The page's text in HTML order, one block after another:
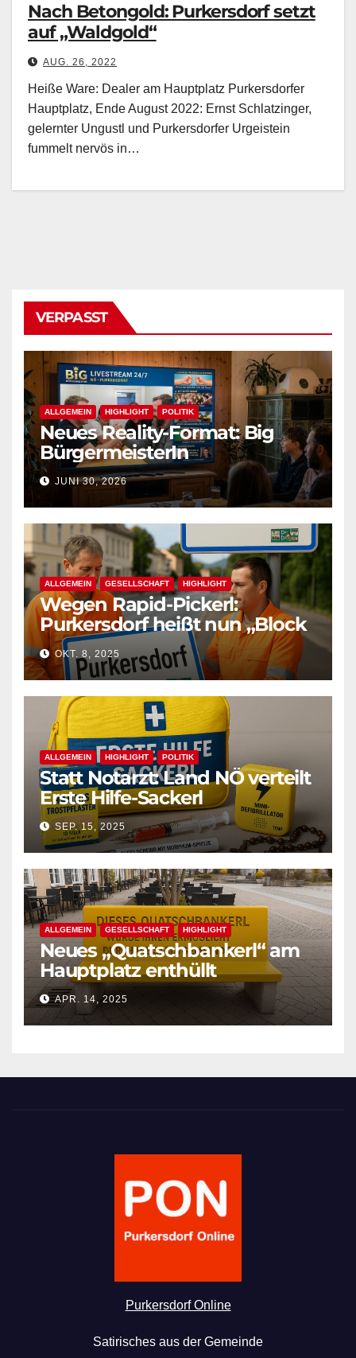
Nach Betongold: Purkersdorf setzt
auf „Waldgold“
AUG. 26, 2022
Heiße Ware: Dealer am Hauptplatz Purkersdorfer
Hauptplatz, Ende August 2022: Ernst Schlatzinger,
gelernter Ungustl und Purkersdorfer Urgeistein
fummelt nervös in…
VERPASST
ALLGEMEIN HIGHLIGHT POLITIK
Neues Reality-Format: Big
BürgermeisterIn
JUNI 30, 2026
ALLGEMEIN GESELLSCHAFT HIGHLIGHT
Wegen Rapid-Pickerl:
Purkersdorf heißt nun „Block
West“
OKT. 8, 2025
ALLGEMEIN HIGHLIGHT POLITIK
Statt Notarzt: Land NÖ verteilt
Erste Hilfe-Sackerl
SEP. 15, 2025
ALLGEMEIN GESELLSCHAFT HIGHLIGHT
Neues „Quatschbankerl“ am
Hauptplatz enthüllt
APR. 14, 2025
Purkersdorf Online
Satirisches aus der Gemeinde